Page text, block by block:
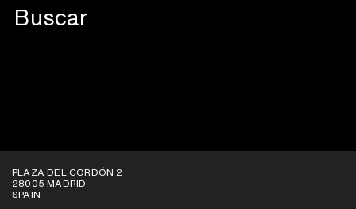
PLAZA DEL CORDÓN 2
28005 MADRID
SPAIN